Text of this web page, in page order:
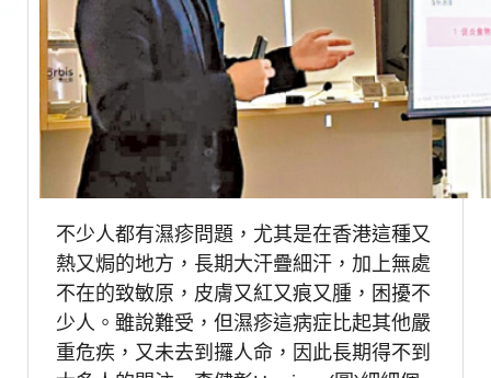
不少人都有濕疹問題，尤其是在香港這種又
熱又焗的地方，長期大汗疊細汗，加上無處
不在的致敏原，皮膚又紅又痕又腫，困擾不
少人。雖說難受，但濕疹這病症比起其他嚴
重危疾，又未去到攞人命，因此長期得不到